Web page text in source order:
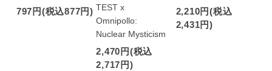
797円(税込877円) TEST x
Omnipollo:
Nuclear Mysticism
2,470円(税込
2,717円)
2,210円(税込
2,431円)